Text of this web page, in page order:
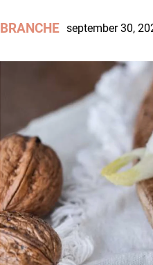
BRANCHE september 30,